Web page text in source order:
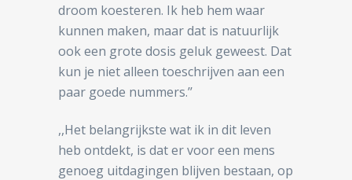
droom koesteren. Ik heb hem waar
kunnen maken, maar dat is natuurlijk
ook een grote dosis geluk geweest. Dat
kun je niet alleen toeschrijven aan een
paar goede nummers.’’
,,Het belangrijkste wat ik in dit leven
heb ontdekt, is dat er voor een mens
genoeg uitdagingen blijven bestaan, op